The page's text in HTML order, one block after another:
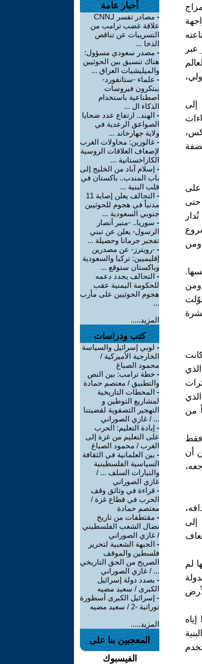
إلى
على
حتى
ومن
ومن
من
فقط
أن
إلى
لم
أخبار عامة
-
مصادر تفسر لـCNN
علاقة غضب ترامب من
التسريبات عن تناقص
الذخا ...
- مصدر سعودي مسؤول:
هناك تنسيق بين الحوثيين
والميليشيات العراق ...
- علماء -ستانفورد-
يبتكرون فيروسات
اصطناعية باستخدام
الذكاء ال ...
- الهند.. ارتفاع عدد ضحايا
الصواعق الرعدية في
ولاية جهارخاند ...
- غالوزين: محاولات الغرب
لإضعاف العلاقات الروسية
الكازاخستانية ...
- إسلام آباد من الخليج إلى
باب المندب.. باكستان في
قلب البنية ...
-
التحالف يعلن إصابة 11
مدنياً في هجوم للحوثيين
جنوبي السعودية ...
- سوريا.. -منبر أنصار
الرسول- يعلن عن تبني
تفجير جرمانا وحصيلة ...
- -رويترز- عن مصدرين
إقليميين: تركيا والسعودية
وباكستان ستوقع ...
- التحالف يجدد دعمه
للحكومة اليمنية عقب
هجوم الحوثيين على مأرب
...
المزيد.....
كتب ودراسات
- لوبي إسرائيل والسياسة
الخارجية الأميركية /
محمود الصباغ
- خطة ترامب: بين النص
والتطبيق / معتصم حمادة
- المحطات التاريخية
لمشاريع التوطين و
التهجير التصفوية لقضيتنا
... / غازي الصوراني
- إبادة التعليم: الحرب
على التعليم من غزة إلى
الغرب / محمود الصباغ
- بين العلمانية في الثقافة
السياسية الفلسطينية
والتيارات السلف ... /
غازي الصوراني
- قراءة في وثائق وقف
الحرب في قطاع غزة /
معتصم حمادة
- مقتطفات من تاريخ
نضال الشعب الفلسطيني
/ غازي الصوراني
- الجبهة الشعبية لتحرير
فلسطين والموقف
الصريح من الحق التاريخي
... / غازي الصوراني
- بصدد دولة إسرائيل
الكبرى / سعيد مضيه
- إسرائيل الكبرى أسطورة
توراتية -2 / سعيد مضيه
المزيد.....
المعجبين بنا على
الفيسبوك